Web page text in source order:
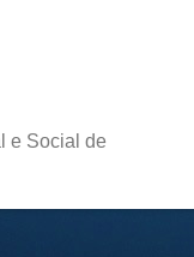
e Social de